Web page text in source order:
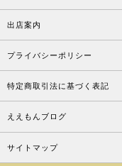
出店案内
プライバシーポリシー
特定商取引法に基づく表記
ええもんブログ
サイトマップ